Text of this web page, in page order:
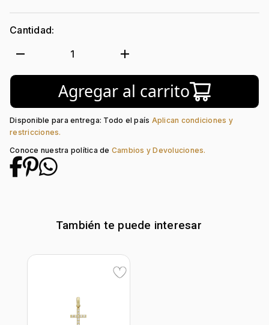
Género: Mujer
Tono Metal:
Metal: Oro 18 Kilates
Uñas
Colección: Ninguno
Piedra central: Zircón
Cantidad:
remove 1 add
Agregar al carrito
Disponible para entrega: Todo el país Aplican condiciones y
restricciones.
Conoce nuestra política de Cambios y Devoluciones.
También te puede interesar